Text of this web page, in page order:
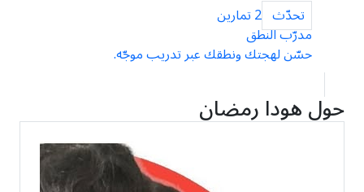
تحدّث 2 تمارين
مدرّب النطق
حسّن لهجتك ونطقك عبر تدريب موجّه.
حول هودا رمضان